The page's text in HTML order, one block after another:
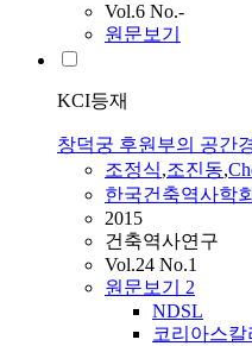
Vol.6 No.-
원문보기
KCI등재
창덕궁 후원부의 공간
조정식,조진동,
한국건축역사학회
2015
건축역사연구
Vol.24 No.1
원문보기 2
NDSL
코리아스칼